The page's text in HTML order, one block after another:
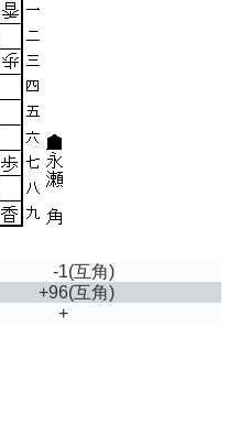
-1(互角)
+96(互角)
+